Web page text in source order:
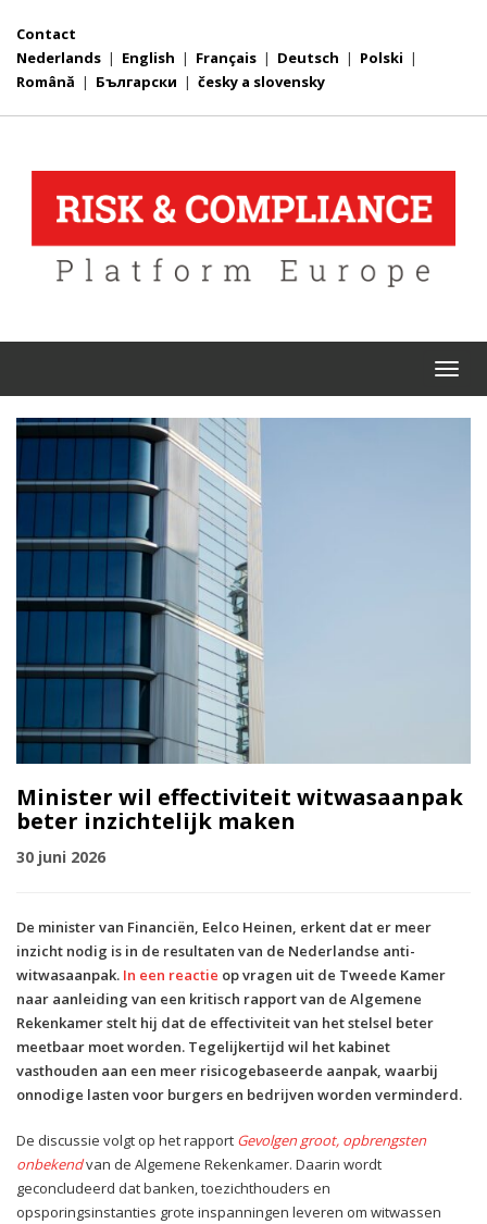
Contact
Nederlands | English | Français | Deutsch | Polski |
Română | Български | česky a slovensky
Minister wil effectiviteit witwasaanpak
beter inzichtelijk maken
30 juni 2026
De minister van Financiën, Eelco Heinen, erkent dat er meer
inzicht nodig is in de resultaten van de Nederlandse anti-
witwasaanpak. In een reactie op vragen uit de Tweede Kamer
naar aanleiding van een kritisch rapport van de Algemene
Rekenkamer stelt hij dat de effectiviteit van het stelsel beter
meetbaar moet worden. Tegelijkertijd wil het kabinet
vasthouden aan een meer risicogebaseerde aanpak, waarbij
onnodige lasten voor burgers en bedrijven worden verminderd.
De discussie volgt op het rapport Gevolgen groot, opbrengsten
onbekendvan de Algemene Rekenkamer. Daarin wordt
geconcludeerd dat banken, toezichthouders en
opsporingsinstanties grote inspanningen leveren om witwassen